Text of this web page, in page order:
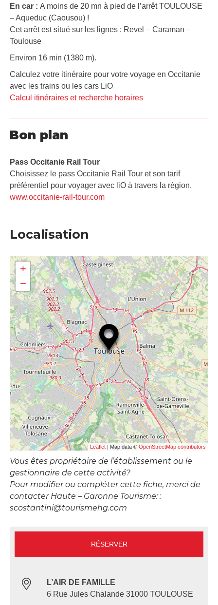
En car : A moins de 20 mn à pied de l’arrêt TOULOUSE
– Aqueduc (Caousou) !
Cet arrêt est situé sur les lignes : Revel – Caraman –
Toulouse
Environ 16 min (1380 m).
Calculez votre itinéraire pour votre voyage en Occitanie
avec les trains ou les cars LiO
Calcul itinéraires et recherche horaires
Bon plan
Pass Occitanie Rail Tour​
Choisissez le pass Occitanie Rail Tour et son tarif
préférentiel pour voyager avec liO à travers la région.
www.occitanie-rail-tour.com
Localisation
+
−
Leaflet | Map data © OpenStreetMap contributors
Vous êtes propriétaire de l’établissement ou le
gestionnaire de cette activité?
Pour modifier ou compléter cette fiche, merci de
contacter Haute – Garonne Tourisme: :
scostantini@tourismehg.com
RÉSERVER
L’AIR DE FAMILLE
6 Rue Jules Chalande 31000 TOULOUSE